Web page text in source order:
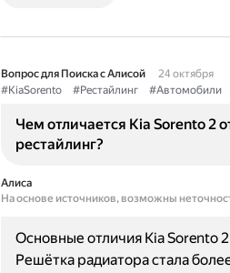
Вопрос для Поиска с Алисой
24 октября
#KiaSorento
#Рестайлинг #Автомобили
Чем отличается Kia Sorento 2
рестайлинг?
Алиса
На основе источников, возможны
Основные отличия Kia Sorento
Решётка радиатора стала